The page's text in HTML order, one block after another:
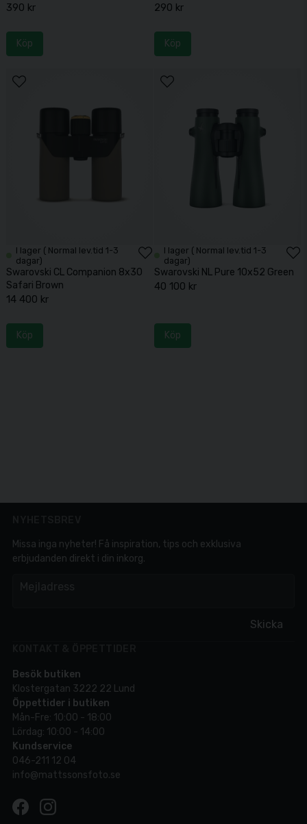
390 kr
Köp
290 kr
Köp
I lager ( Normal lev.tid 1-3
dagar)
Swarovski CL Companion 8x30
Safari Brown
14 400 kr
Köp
I lager ( Normal lev.tid 1-3
dagar)
Swarovski NL Pure 10x52 Green
40 100 kr
Köp
Skicka
Missa inga nyheter! Få inspiration, tips och exklusiva
erbjudanden direkt i din inkorg.
Besök butiken
Klostergatan 3222 22 Lund
Öppettider i butiken
Mån-Fre: 10:00 - 18:00
Lördag: 10:00 - 14:00
Kundservice
046-211 12 04
info@mattssonsfoto.se